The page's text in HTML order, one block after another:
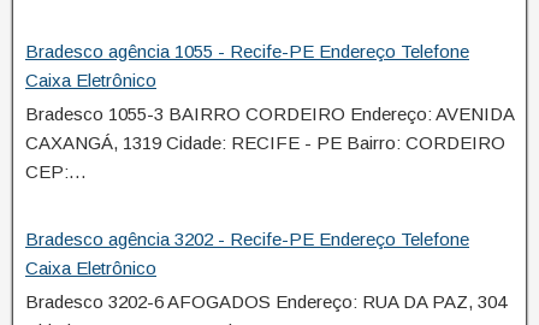
Bradesco agência 1055 - Recife-PE Endereço Telefone
Caixa Eletrônico
Bradesco 1055-3 BAIRRO CORDEIRO Endereço: AVENIDA
CAXANGÁ, 1319 Cidade: RECIFE - PE Bairro: CORDEIRO
CEP:…
Bradesco agência 3202 - Recife-PE Endereço Telefone
Caixa Eletrônico
Bradesco 3202-6 AFOGADOS Endereço: RUA DA PAZ, 304